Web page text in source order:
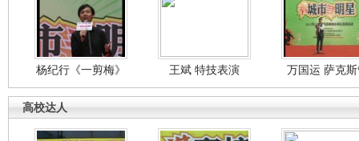
杨纪行《一剪梅》 王斌 特技表演 万国运 萨克
高校达人